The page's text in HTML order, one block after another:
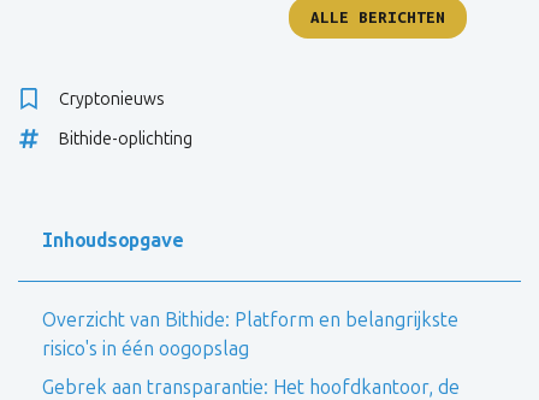
ALLE BERICHTEN
Cryptonieuws
Bithide-oplichting
Inhoudsopgave
Overzicht van Bithide: Platform en belangrijkste
risico's in één oogopslag
Gebrek aan transparantie: Het hoofdkantoor, de